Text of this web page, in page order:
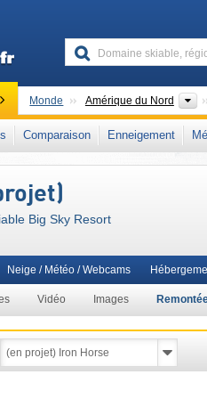
Monde Amérique du Nord
domaine skiable se situe aussi dans :
Ikon Pass Ouest américain
Comparaison Enneigement
Big Sky Resort
Vidéo Images
Neige / Météo / Webcams